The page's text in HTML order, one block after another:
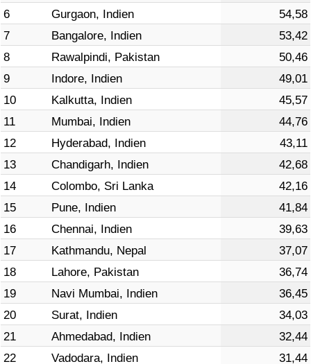
6
Gurgaon, Indien
54,58
7
Bangalore, Indien
53,42
8
Rawalpindi, Pakistan
50,46
9
Indore, Indien
49,01
10
Kalkutta, Indien
45,57
11
Mumbai, Indien
44,76
12
Hyderabad, Indien
43,11
13
Chandigarh, Indien
42,68
14
Colombo, Sri Lanka
42,16
15
Pune, Indien
41,84
16
Chennai, Indien
39,63
17
Kathmandu, Nepal
37,07
18
Lahore, Pakistan
36,74
19
Navi Mumbai, Indien
36,45
20
Surat, Indien
34,03
21
Ahmedabad, Indien
32,44
22
Vadodara, Indien 31,44
Umweltverschmutzungs-Index nach Land
Verkehr
Verkehrs-Index
Verkehrs-Index (aktuell)
Verkehrs-Index nach Land